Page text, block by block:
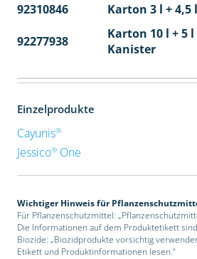
92310846 Karton 3 l + 4,5
92277938
Karton 10 l + 5 l
Kanister
Einzelprodukte
Cayunis®
Jessico®One
Wichtiger Hinweis für
Für Pflanzenschutzmittel:
Die Informationen auf dem Produktetikett
Biozide: „Biozidprodukte vorsichtig
Etikett und Produktinformationen lesen.“